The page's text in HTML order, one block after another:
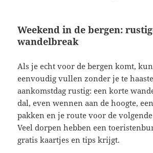
Weekend in de bergen:
wandelbreak
Als je echt voor de bergen komt,
eenvoudig vullen zonder je te
aankomstdag rustig: een korte
dal, even wennen aan de hoogte,
pakken en je route voor de
Veel dorpen hebben een
gratis kaartjes en tips krijgt.